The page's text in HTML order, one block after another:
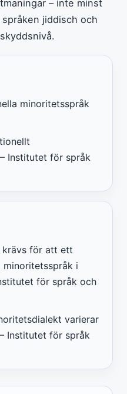
– inte minst
jiddisch och
minoritetsspråk
Institutet för språk
krävs för att ett
minoritetsspråk i
för språk och
varierar
Institutet för språk